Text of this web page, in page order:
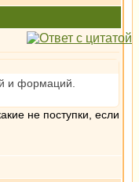
и формаций.
не поступки, если